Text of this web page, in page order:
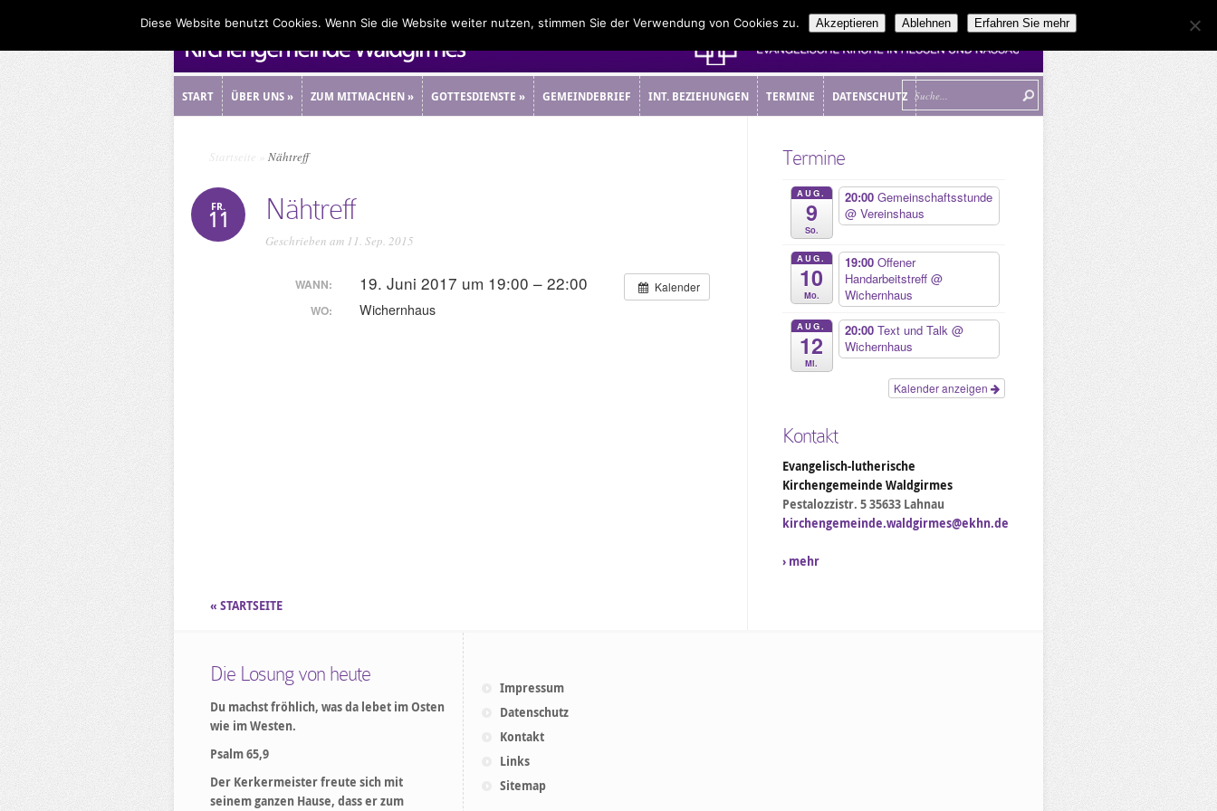
START ÜBER UNS» ZUM MITMACHEN» GOTTESDIENSTE » GEMEINDEBRIEF INT. BEZIEHUNGEN TERMINE DATENSCHUTZ
Startseite Nähtreff
FR.
11 Nähtreff
Geschrieben am 11. Sep. 2015
Kalender
WANN: 19. Juni 2017 um 19:00 – 22:00
WO: Wichernhaus
Termine
AUG.
9
So.
20:00 Gemeinschaftsstunde
@ Vereinshaus
AUG.
10
Mo.
19:00 Offener
Handarbeitstreff @
Wichernhaus
AUG.
12
Mi.
20:00 Text und Talk @
Wichernhaus
Kalender anzeigen
Kontakt
Evangelisch-lutherische
Kirchengemeinde Waldgirmes
Pestalozzistr. 5 35633 Lahnau
kirchengemeinde.waldgirmes@ekhn.de
› mehr
« STARTSEITE
Die Losung von heute
Du machst fröhlich, was da lebet im Osten
wie im Westen.
Psalm 65,9
Der Kerkermeister freute sich mit
seinem ganzen Hause, dass er zum
Impressum
Datenschutz
Kontakt
Links
Sitemap
Diese Website benutzt Cookies. Wenn Sie die Website weiter nutzen, stimmen Sie der Verwendung von Cookies zu. Akzeptieren Ablehnen Erfahren Sie mehr